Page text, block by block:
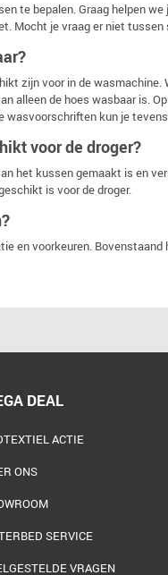
te bepalen. Graag helpen
Mocht je vraag er niet tussen
zijn voor in de
alleen de hoes wasbaar is.
wasvoorschriften kun je
voor de droger?
het kussen gemaakt is en
is voor de droger.
en voorkeuren.
DEAL
ACTIE
ONS
SERVICE
VRAGEN